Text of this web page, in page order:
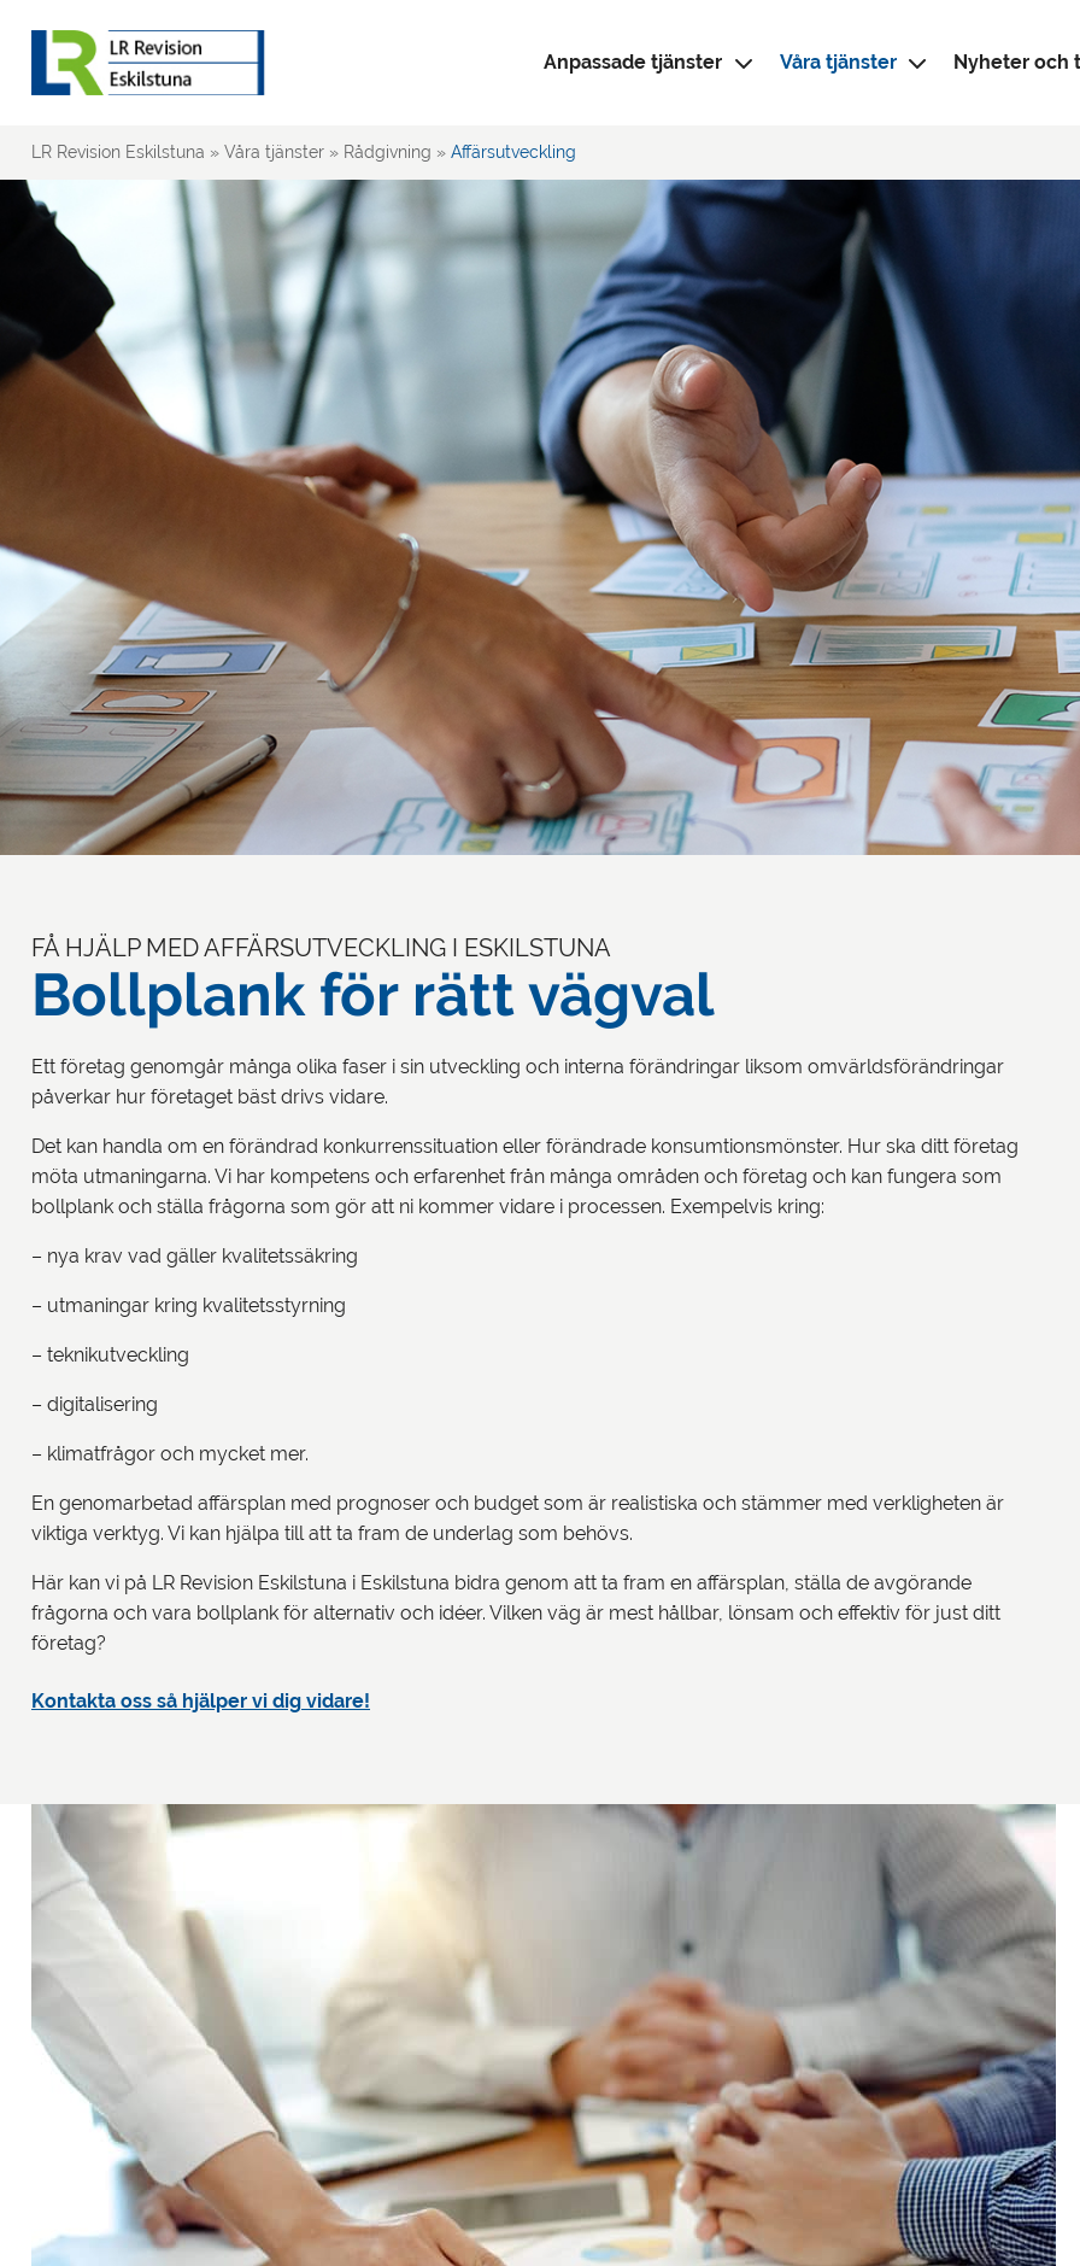
Anpassade tjänster Våra tjänster Nyheter och
LR Revision Eskilstuna » Våra tjänster » Rådgivning » Affärsutveckling
FÅ HJÄLP MED AFFÄRSUTVECKLING I ESKILSTUNA
Bollplank för rätt vägval
Ett företag genomgår många olika faser i sin utveckling och interna förändringar liksom omvärldsförändringar
påverkar hur företaget bäst drivs vidare.
Det kan handla om en förändrad konkurrenssituation eller förändrade konsumtionsmönster. Hur ska ditt företag
möta utmaningarna. Vi har kompetens och erfarenhet från många områden och företag och kan fungera som
bollplank och ställa frågorna som gör att ni kommer vidare i processen. Exempelvis kring:
– nya krav vad gäller kvalitetssäkring
– utmaningar kring kvalitetsstyrning
– teknikutveckling
– digitalisering
– klimatfrågor och mycket mer.
En genomarbetad affärsplan med prognoser och budget som är realistiska och stämmer med verkligheten är
viktiga verktyg. Vi kan hjälpa till att ta fram de underlag som behövs.
Här kan vi på LR Revision Eskilstuna i Eskilstuna bidra genom att ta fram en affärsplan, ställa de avgörande
frågorna och vara bollplank för alternativ och idéer. Vilken väg är mest hållbar, lönsam och effektiv för just ditt
företag?
Kontakta oss så hjälper vi dig vidare!